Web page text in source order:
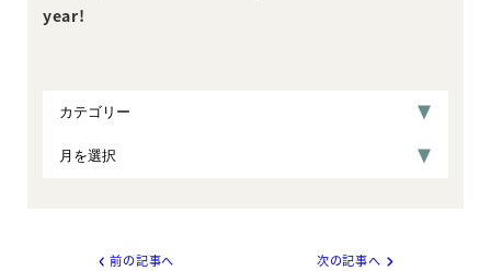
year!
前の記事へ 次の記事へ